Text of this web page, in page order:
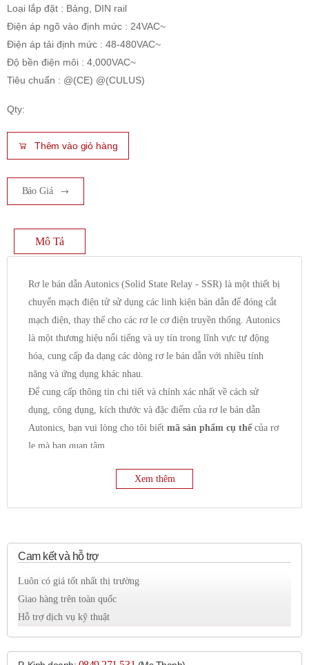
Loại lắp đặt : Bảng, DIN rail
Điện áp ngõ vào định mức : 24VAC~
Điện áp tải định mức : 48-480VAC~
Độ bền điện môi : 4,000VAC~
Tiêu chuẩn : @(CE) @(CULUS)
Qty:
Thêm vào giỏ hàng
Báo Giá
Mô Tả
Rơ le bán dẫn Autonics (Solid State Relay - SSR) là một thiết bị
chuyển mạch điện tử sử dụng các linh kiện bán dẫn để đóng cắt
mạch điện, thay thế cho các rơ le cơ điện truyền thống. Autonics
là một thương hiệu nổi tiếng và uy tín trong lĩnh vực tự động
hóa, cung cấp đa dạng các dòng rơ le bán dẫn với nhiều tính
năng và ứng dụng khác nhau.
Để cung cấp thông tin chi tiết và chính xác nhất về cách sử
dụng, công dụng, kích thước và đặc điểm của rơ le bán dẫn
Autonics, bạn vui lòng cho tôi biết mã sản phẩm cụ thể của rơ
le mà bạn quan tâm.
Điều khiển tải:
Tải nhiệt:
Điện trở đốt nóng, lò nhiệt.
Tải động cơ:
Tải chiếu sáng:
Thiết bị bán dẫn công suất lớn.
Xem thêm
Cam kết và hỗ trợ
Luôn có giá tốt nhất thị trường
Giao hàng trên toàn quốc
Hỗ trợ dịch vụ kỹ thuật